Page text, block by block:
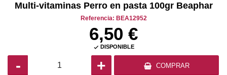
Multi-vitaminas Perro en pasta 100gr Beaphar
Referencia: BEA12952
6,50 €
 DISPONIBLE
- + COMPRAR